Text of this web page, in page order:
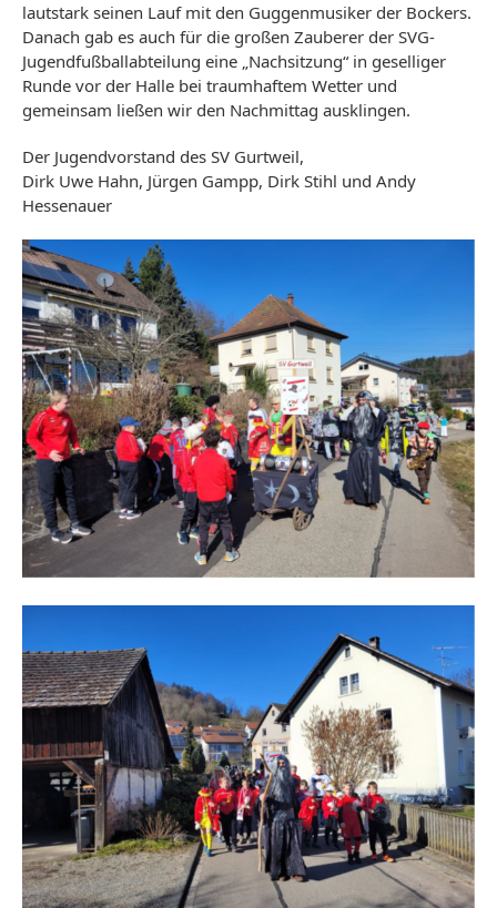
lautstark seinen Lauf mit den Guggenmusiker der Bockers.
Danach gab es auch für die großen Zauberer der SVG-
Jugendfußballabteilung eine „Nachsitzung“ in geselliger
Runde vor der Halle bei traumhaftem Wetter und
gemeinsam ließen wir den Nachmittag ausklingen.
Der Jugendvorstand des SV Gurtweil,
Dirk Uwe Hahn, Jürgen Gampp, Dirk Stihl und Andy
Hessenauer